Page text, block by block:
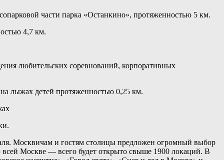
части парка «Останкино», протяженностью 5 км.
4,7 км.
любительских соревнований, корпоративных
лыжах детей протяженностью 0,25 км.
Москвичам и гостям столицы предложен огромный выбор
всей Москве — всего будет открыто свыше 1900 локаций. В